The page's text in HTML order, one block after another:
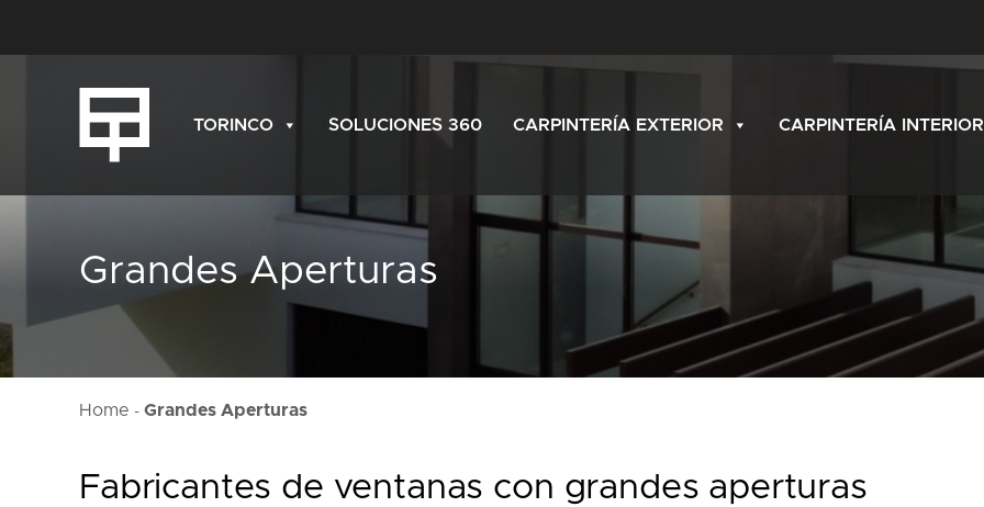
TORINCO SOLUCIONES 360 CARPINTERÍA EXTERIOR CARPINTERÍA INTERIOR
Grandes Aperturas
Home - Grandes Aperturas
Fabricantes de ventanas con grandes aperturas